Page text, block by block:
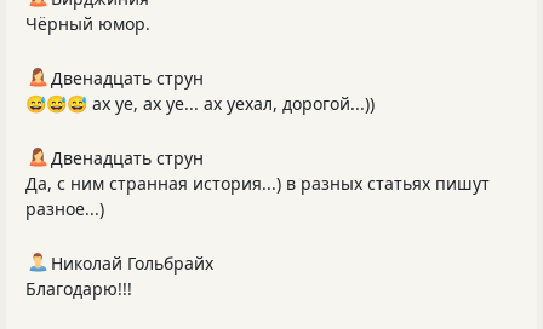
Чёрный юмор.
Двенадцать струн
😅😅😅 ах уе, ах уе... ах уехал, дорогой...))
Двенадцать струн
Да, с ним странная история...) в разных статьях пишут
разное...)
Николай Гольбрайх
Благодарю!!!